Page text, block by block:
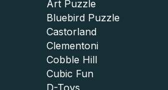
Art Puzzle
Bluebird Puzzle
Castorland
Clementoni
Cobble Hill
Cubic Fun
D-Toys